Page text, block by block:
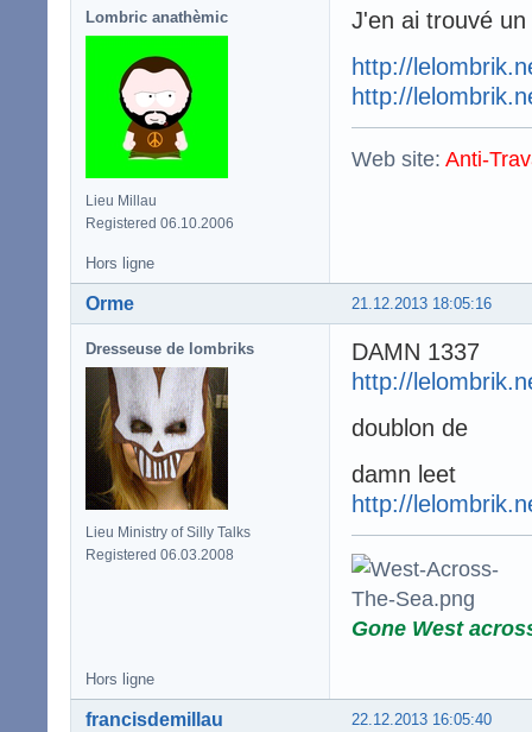
Lombric anathèmic
Lieu Millau
Registered 06.10.2006
J'en ai trouvé
http://
http://
Web site: Anti-
Hors ligne
21.12.2013 18:05:16
Orme
Dresseuse de lombriks
Lieu Ministry of Silly Talks
Registered 06.03.2008
DAMN 1337
http://
doublon de
damn leet
http://
Gone West
Hors ligne
22.12.2013 16:05:40
francisdemillau